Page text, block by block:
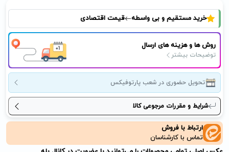
خرید مستقیم و بی واسطه قیمت اقتصادی
روش ها و هزینه های ارسال
توضیحات بیشتر
تحویل حضوری در شعب پارتوفیکس
شرایط و مقررات مرجوعی کالا
ارتباط با فروش
تماس با کارشناسان